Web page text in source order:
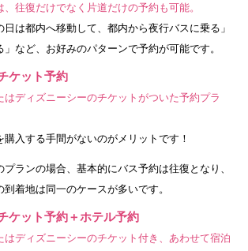
往復だけでなく片道だけの予約も可能。
日は都内へ移動して、都内から夜行バスに乗る」
」など、お好みのパターンで予約が可能です。
ケット予約
はディズニーシーのチケットがついた予約プラ
入する手間がないのがメリットです！
ランの場合、基本的にバス予約は往復となり、
着地は同一のケースが多いです。
ケット予約＋ホテル予約
はディズニーシーのチケット付き、あわせて宿泊